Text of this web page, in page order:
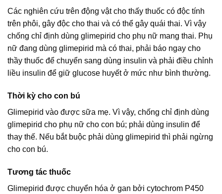
Các nghiên cứu trên động vật cho thấy thuốc có độc tính
trên phôi, gây độc cho thai và có thể gây quái thai. Vì vậy
chống chỉ định dùng glimepirid cho phụ nữ mang thai. Phụ
nữ đang dùng glimepirid mà có thai, phải báo ngay cho
thầy thuốc để chuyển sang dùng insulin và phải điều chỉnh
liều insulin để giữ glucose huyết ở mức như bình thường.
Thời kỳ cho con bú
Glimepirid vào được sữa mẹ. Vì vậy, chống chỉ định dùng
glimepirid cho phụ nữ cho con bú; phải dùng insulin để
thay thế. Nếu bắt buộc phải dùng glimepirid thì phải ngừng
cho con bú.
Tương tác thuốc
Glimepirid được chuyển hóa ở gan bởi cytochrom P450